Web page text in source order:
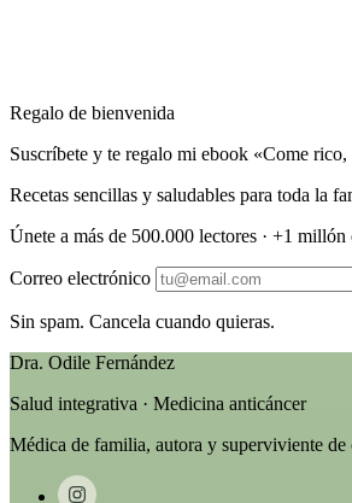
Regalo de bienvenida
Suscríbete y te regalo mi ebook «Come rico,
Recetas sencillas y saludables para toda la
Únete a más de 500.000 lectores · +1 millón
Correo electrónico
Sin spam. Cancela cuando quieras.
Dra. Odile Fernández
Salud integrativa · Medicina anticáncer
Médica de familia, autora y superviviente